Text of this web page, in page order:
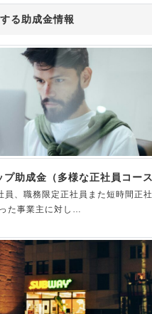
る助成金情報
プ助成金（多様な正社員コース
員、職務限定正社員また短時間正
た事業主に対し…